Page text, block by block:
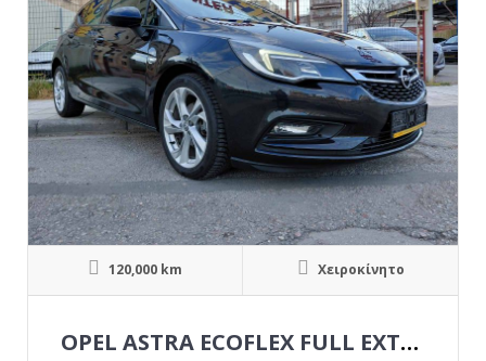
120,000 km Χειροκίνητο
OPEL ASTRA ECOFLEX FULL EXTRA